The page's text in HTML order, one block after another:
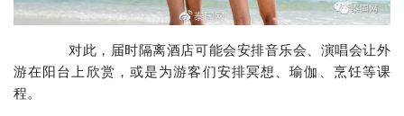
对此，届时隔离酒店可能会安排音乐会、演唱会让外
游在阳台上欣赏，或是为游客们安排冥想、瑜伽、烹饪等课
程。